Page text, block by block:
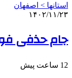
استانها > اصفهان
۱۴۰۲/۱۱/۲۳
جام حذفی
12 ساعت پیش